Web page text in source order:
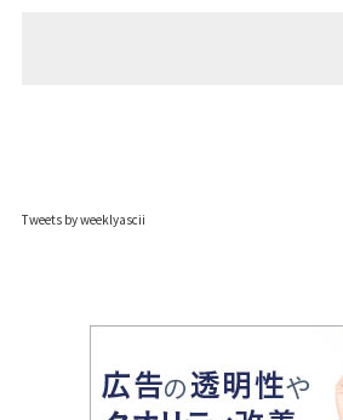
Tweets by weeklyascii